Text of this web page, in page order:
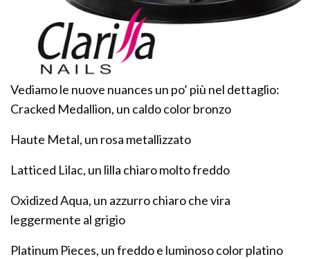
Vediamo le nuove nuances un po’ più nel dettaglio:
Cracked Medallion, un caldo color bronzo
Haute Metal, un rosa metallizzato
Latticed Lilac, un lilla chiaro molto freddo
Oxidized Aqua, un azzurro chiaro che vira
leggermente al grigio
Platinum Pieces, un freddo e luminoso color platino